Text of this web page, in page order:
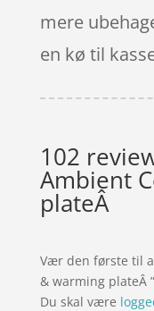
mere
en kø til
102
Ambient
plateÂ
Vær den første til
& warming plateÂ ”
Du skal være